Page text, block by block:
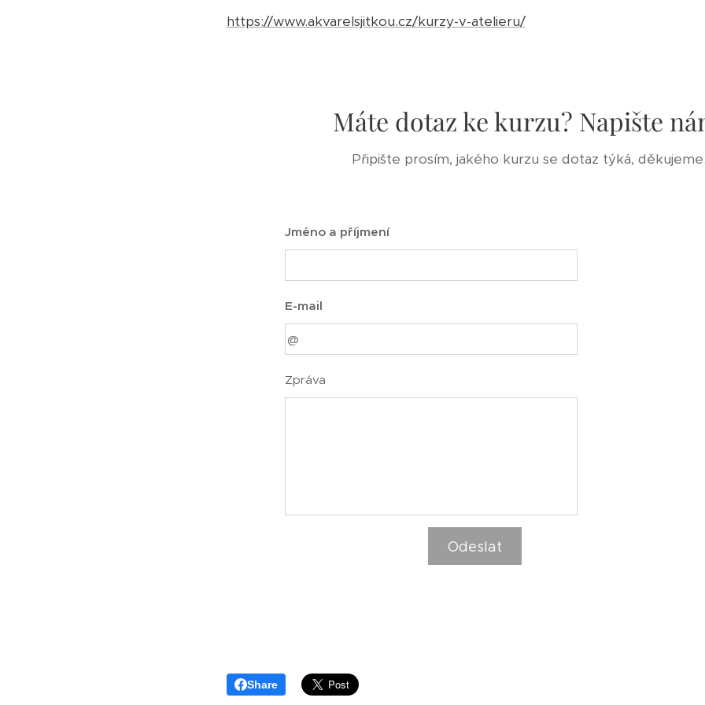
https://www.akvarelsjitkou.cz/kurzy-v-atelieru/
Máte dotaz ke kurzu? Napište
Připište prosím, jakého kurzu se dotaz týká,
Jméno a příjmení
E-mail
Zpráva
Odeslat
Share